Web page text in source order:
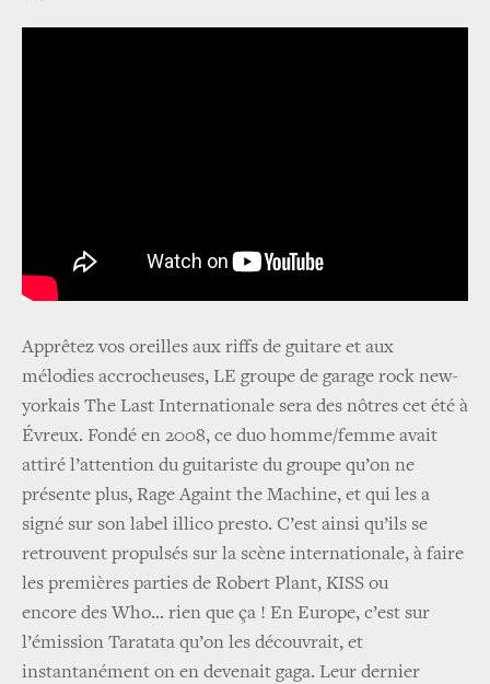
Apprêtez vos oreilles aux riffs de guitare et aux
mélodies accrocheuses, LE groupe de garage rock new-
yorkais The Last Internationale sera des nôtres cet été à
Évreux. Fondé en 2008, ce duo homme/femme avait
attiré l’attention du guitariste du groupe qu’on ne
présente plus, Rage Againt the Machine, et qui les a
signé sur son label illico presto. C’est ainsi qu’ils se
retrouvent propulsés sur la scène internationale, à faire
les premières parties de Robert Plant, KISS ou
encore des Who... rien que ça ! En Europe, c’est sur
l’émission Taratata qu’on les découvrait, et
instantanément on en devenait gaga. Leur dernier